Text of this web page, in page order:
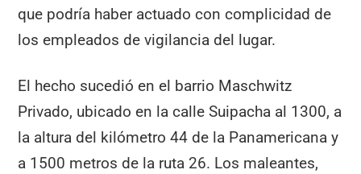
que podría haber actuado con complicidad de
los empleados de vigilancia del lugar.
El hecho sucedió en el barrio Maschwitz
Privado, ubicado en la calle Suipacha al 1300, a
la altura del kilómetro 44 de la Panamericana y
a 1500 metros de la ruta 26. Los maleantes,